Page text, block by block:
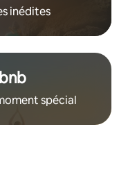
inédites
spécial